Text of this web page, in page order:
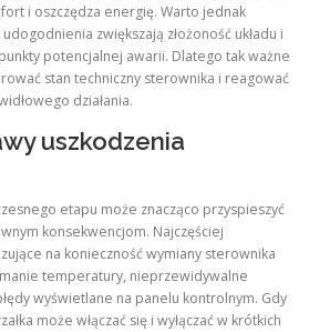
i oszczędza energię. Warto jednak
zwiększają złożoność układu i
potencjalnej awarii. Dlatego tak ważne
stan techniczny sterownika i reagować
działania.
uszkodzenia
etapu może znacząco przyspieszyć
konsekwencjom. Najczęściej
na konieczność wymiany sterownika
temperatury, nieprzewidywalne
wyświetlane na panelu kontrolnym. Gdy
może włączać się i wyłączać w krótkich